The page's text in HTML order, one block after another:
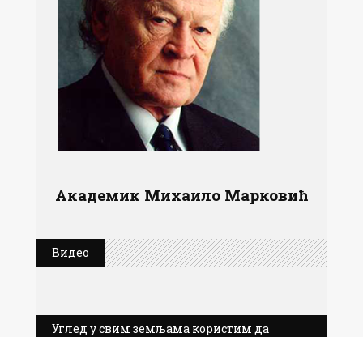
Академик Михаило Марковић
Видео
Углед у свим земљама користим да